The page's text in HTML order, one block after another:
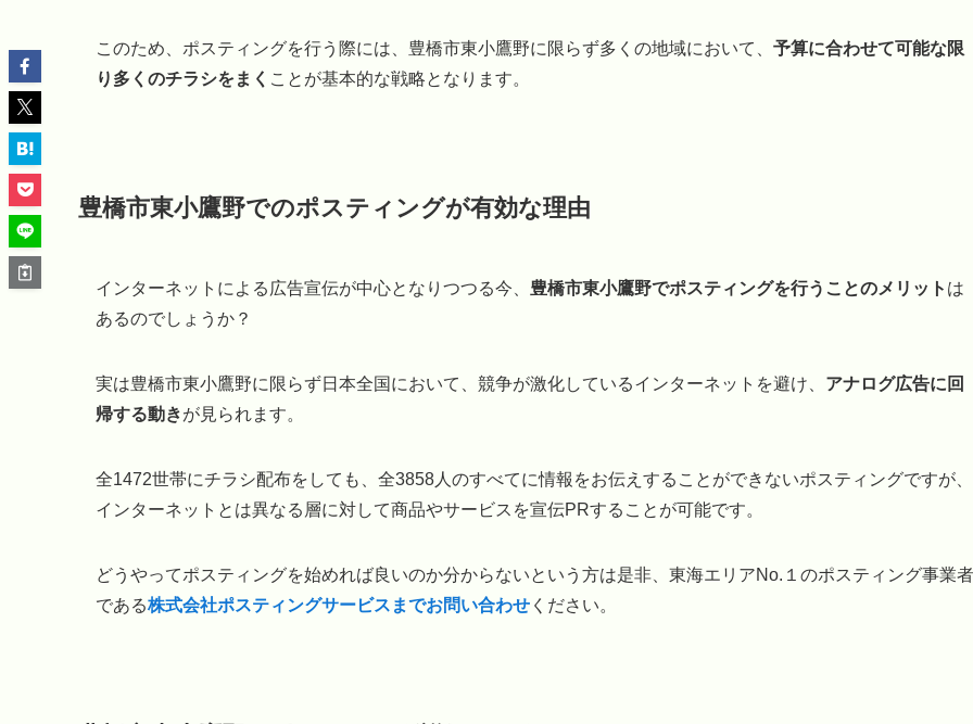
このため、ポスティングを行う際には、豊橋市東小鷹野に限らず多くの地域において、 予算に合わせて可能な限
り多くのチラシをまく ことが基本的な戦略となります。
豊橋市東小鷹野でのポスティングが有効な理由
インターネットによる広告宣伝が中心となりつつる今、 豊橋市東小鷹野でポスティングを行うことのメリット は
あるのでしょうか？
実は豊橋市東小鷹野に限らず日本全国において、競争が激化しているインターネットを避け、 アナログ広告に回
帰する動きが見られます。
全1472世帯にチラシ配布をしても、全3858人のすべてに情報をお伝えすることができないポスティングですが、
インターネットとは異なる層に対して商品やサービスを宣伝PRすることが可能です。
どうやってポスティングを始めれば良いのか分からないという方は是非、東海エリアNo.１のポスティング事業者
である株式会社ポスティングサービスまでお問い合わせ ください。